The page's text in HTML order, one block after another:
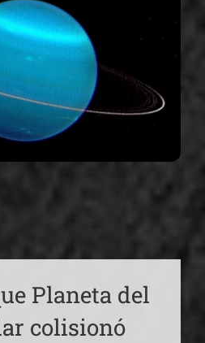
Planeta del
colisionó